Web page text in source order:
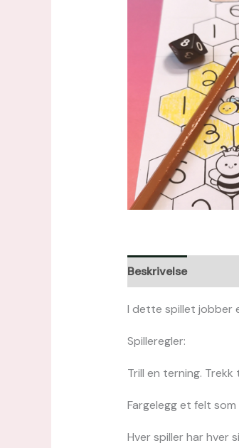
Beskrivelse
I dette spillet jobber
Spilleregler:
Trill en terning. Trekk
Fargelegg et felt
Hver spiller har hver